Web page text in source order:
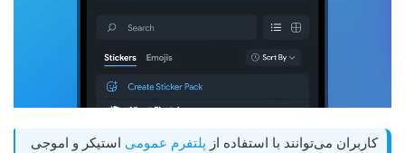
کاربران می‌توانند با استفاده از پلتفرم عمومی استیکر و اموجی